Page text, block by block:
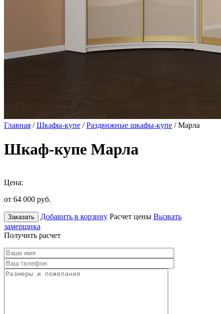
Главная /Шкафы-купе /Раздвижные шкафы-купе / Марла
Шкаф-купе Марла
Цена:
от 64 000 руб.
Заказать Добавить в корзину Расчет цены Вызвать
замерщика
Получить расчет